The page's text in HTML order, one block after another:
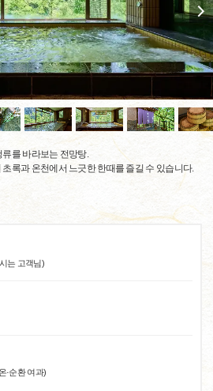
를 바라보는 전망탕.
록과 온천에서 느긋한 한때를 즐길 수 있습니다.
는 고객님)
·순환 여과)